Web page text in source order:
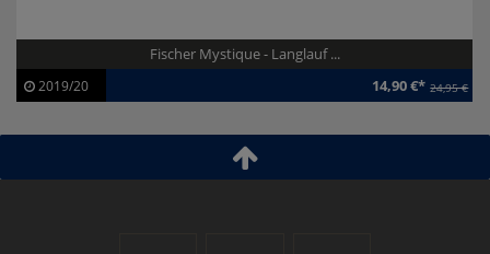
Fischer Mystique - Langlauf ...
Artikel-ID:
110206
2019/20 14,90 €* 24,95 €